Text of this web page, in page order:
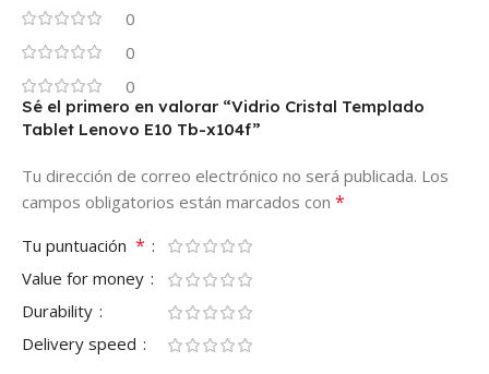
0
0
0
Sé el primero en valorar “Vidrio Cristal Templado
Tablet Lenovo E10 Tb-x104f”
Tu dirección de correo electrónico no será publicada. Los
campos obligatorios están marcados con *
Tu puntuación *
Value for money
Durability
Delivery speed